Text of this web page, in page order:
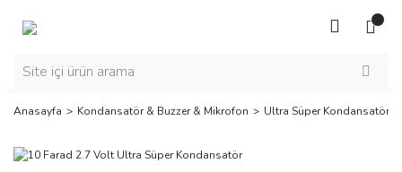
Anasayfa Kondansatör & Buzzer & Mikrofon Ultra Süper Kondansatör